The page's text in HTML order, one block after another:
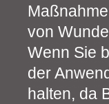
von
Wenn Sie
der
halten, da